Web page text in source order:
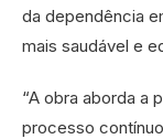
da dependência
mais saudável e
“A obra aborda a
processo